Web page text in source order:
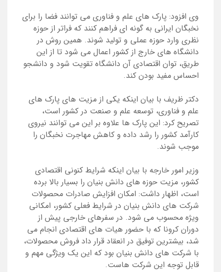
وی افزود: پارک های علم و فناوری می توانند فضا را برای
نخبگان ایرانی به گونه ای فراهم کنند که فراتر از حوزه
نظری وارد حوزه عملی و تولید شوند. همین روش در
دانشگاه های خارج از کشور اعمال می شود تا از این
طریق، توان اقتصادی آن دانشگاه تقویت شود و دانشجو
احساس مفید بودن کند.
دکتر ظریف با بیان اینکه یکی از مزیت های پارک های
علم و فناوری، توسعه علم و صنعت در کشور است،
تصریح کرد: این پارک ها علاوه بر این می توانند نیروی
کارآمد کشور را رشد داده و کاهش مهاجرت نخبگان را
موجب شوند.
وزیر امور خارجه با بیان اینکه شرایط کنونی اقتصادی
کشور، مزیت حوزه های دانش بنیان را بسیار بالا برده
است، اظهار داشت: امکان افزایش صادرات محصولات
شرکت های دانش بنیان در شرایط فعلی کشور، امکانی
ویژه محسوب می شود. در سفرهای خارجی پیش از
دوران کرونا که با حضور هیات های اقتصادی انجام می
شد، بیشترین توفیق در انعقاد قرار داد فروش محصولات،
با شرکت های دانش بنیان بود که این یک ویژگی مهم و
قابل توجه این شرکت هاست.